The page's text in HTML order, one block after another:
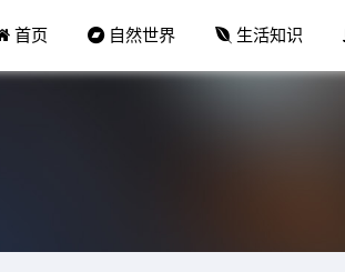
首页 自然世界 生活知识